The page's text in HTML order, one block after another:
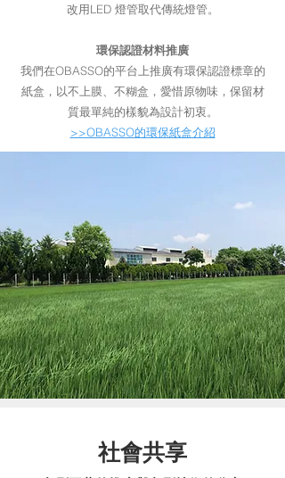
改用LED 燈管取代傳統燈管。
環保認證材料推廣
我們在OBASSO的平台上推廣有環保認證標章的
紙盒，以不上膜、不糊盒，愛惜原物味，保留材
質最單純的樣貌為設計初衷。
>>OBASSO的環保紙盒介紹
​社會共享